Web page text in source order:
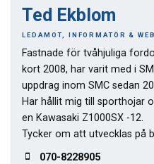
Ted Ekblom
LEDAMOT, INFORMATÖR &
Fastnade för tvåhjuliga
kort 2008, har varit med i
uppdrag inom SMC sedan
Har hållit mig till sporthojar
en Kawasaki Z1000SX -12.
Tycker om att utvecklas på
070-8228905